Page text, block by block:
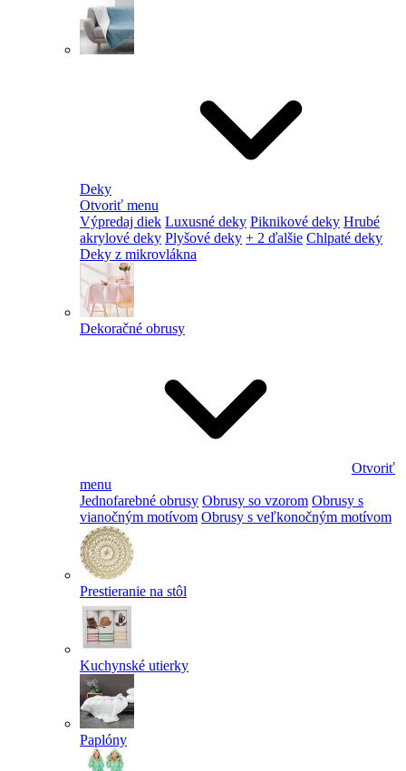
Deky
Otvoriť menu
Výpredaj diek Luxusné deky Piknikové deky Hrubé
akrylové deky Plyšové deky + 2 ďalšie Chlpaté deky
Deky z mikrovlákna
Dekoračné obrusy
Otvoriť
menu
Jednofarebné obrusy Obrusy so vzorom Obrusy s
vianočným motívom Obrusy s veľkonočným motívom
Prestieranie na stôl
Kuchynské utierky
Paplóny